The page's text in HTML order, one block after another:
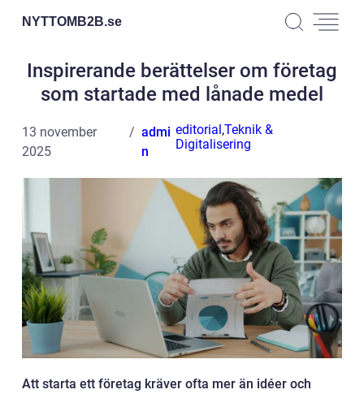
NYTTOMB2B.se
Inspirerande berättelser om företag
som startade med lånade medel
13 november
2025
admi
n
editorial,Teknik &
Digitalisering
Att starta ett företag kräver ofta mer än idéer och